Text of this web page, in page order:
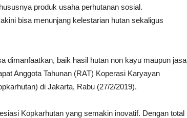
produk usaha perhutanan sosial.
bisa menunjang kelestarian hutan sekaligus
dimanfaatkan, baik hasil hutan non kayu maupun jasa
Anggota Tahunan (RAT) Koperasi Karyayan
di Jakarta, Rabu (27/2/2019).
Kopkarhutan yang semakin inovatif. Dengan total